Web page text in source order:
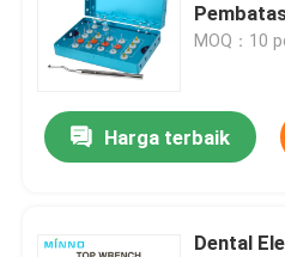
MOQ：10
Harga terbaik
Dental